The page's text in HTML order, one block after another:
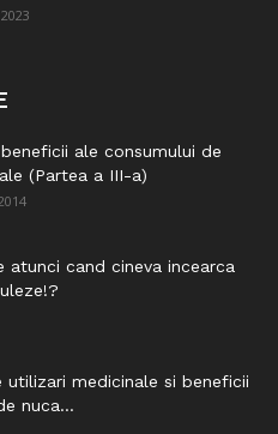
ale consumului de
(Partea a III-a)
atunci cand cineva incearca
utilizari medicinale si beneficii
nuca...